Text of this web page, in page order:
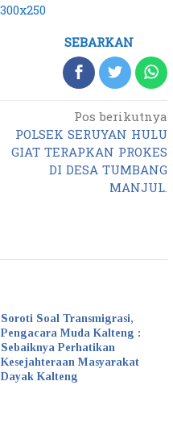
SEBARKAN
Pos berikutnya
POLSEK SERUYAN HULU
GIAT TERAPKAN PROKES
DI DESA TUMBANG
MANJUL.
Soroti Soal Transmigrasi,
Pengacara Muda Kalteng :
Sebaiknya Perhatikan
Kesejahteraan Masyarakat
Dayak Kalteng